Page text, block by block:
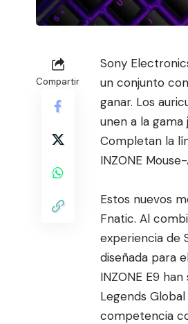
Compartir
Sony
un conjunto
ganar. Los
unen a la gama
Completan la
INZONE
Estos nuevos
Fnatic. Al
experiencia de
diseñada para
INZONE E9
Legends
competencia